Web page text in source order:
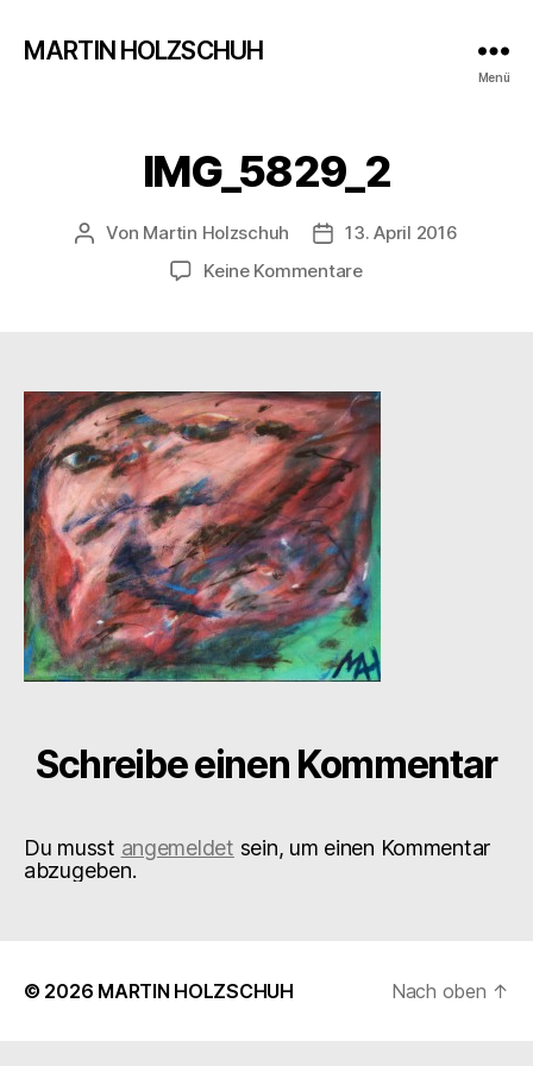
MARTIN HOLZSCHUH
Menü
IMG_5829_2
Beitragsautor
Von Martin Holzschuh Veröffentlichungsdatum
13. April 2016
Keine Kommentarezu
Schreibe einen Kommentar
Du musst angemeldet sein, um einen Kommentar
abzugeben.
© 2026 MARTIN HOLZSCHUH Nach oben ↑